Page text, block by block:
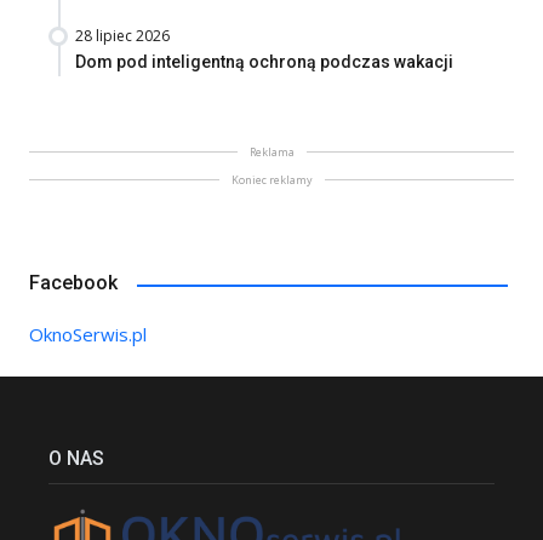
28 lipiec 2026
Dom pod inteligentną ochroną podczas wakacji
Reklama
Koniec reklamy
Facebook
OknoSerwis.pl
O NAS